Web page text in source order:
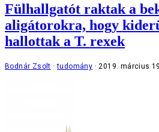
Fülhallgatót raktak a
aligátorokra, hogy
hallottak a T. rexek
Bodnár Zsolt tudomány 2019. március 19.